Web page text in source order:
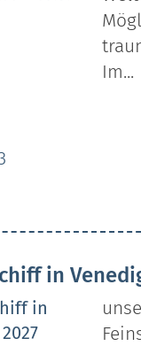
Im...
in